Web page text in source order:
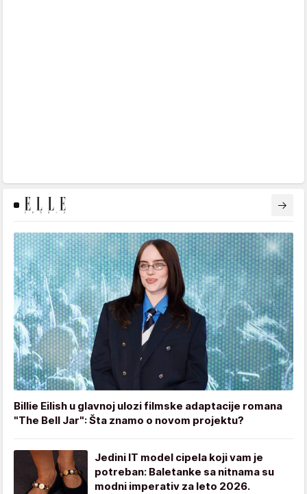
Billie Eilish u glavnoj ulozi filmske adaptacije romana
"The Bell Jar": Šta znamo o novom projektu?
Jedini IT model cipela koji vam je
potreban: Baletanke sa nitnama su
modni imperativ za leto 2026.